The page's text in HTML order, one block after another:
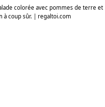
colorée avec pommes de terre et
à coup sûr. | regaltoi.com